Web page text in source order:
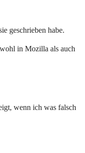
geschrieben habe.
in Mozilla als auch
wenn ich was falsch